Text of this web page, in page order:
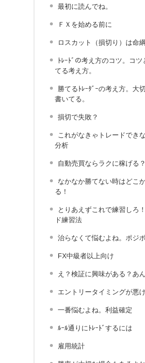
最初に読んでね。
ＦＸを始める前に
ロスカット（損切り）は命
ﾄﾚｰﾄﾞの考え方のコツ。コ
てる考え方。
勝てるﾄﾚｰﾀﾞｰの考え方。大
書いてる。
損切で失敗？
これがなきゃトレードでき
分析
自動売買ならラクに稼げる？
なかなか勝てない時はどこ
る！
とりあえずこれで練習しろ
ド練習法
治らなくて悩むよね。ポジ
FX中級者以上向け
え？検証に興味がある？あ
エントリータイミングが悪
一番悩むよね。利益確定
ﾙｰﾙ通りにﾄﾚｰﾄﾞするには
雇用統計